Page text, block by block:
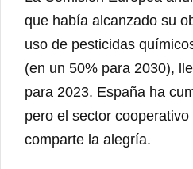
que había alcanzado su
uso de pesticidas
(en un 50% para 2030),
para 2023. España ha
pero el sector
comparte la alegría.